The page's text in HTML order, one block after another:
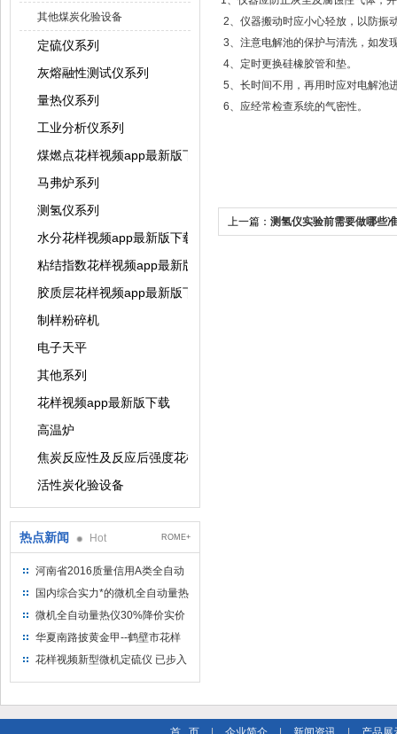
其他煤炭化验设备
定硫仪系列
灰熔融性测试仪系列
量热仪系列
工业分析仪系列
煤燃点花样视频app最新版下载
马弗炉系列
测氢仪系列
水分花样视频app最新版下载系列
粘结指数花样视频app最新版下载系列
胶质层花样视频app最新版下载系列
制样粉碎机
电子天平
其他系列
花样视频app最新版下载
高温炉
焦炭反应性及反应后强度花样视频app最新版下载
活性炭化验设备
热点新闻 Hot ROME+
河南省2016质量信用A类全自动
量热仪
国内综合实力*的微机全自动量热
仪制造企业
微机全自动量热仪30%降价实价
出售
华夏南路披黄金甲--鹤壁市花样
视频仪器仪表有限公司
花样视频新型微机定硫仪 已步入
2、仪器搬动时应小心轻放，以防振
3、注意电解池的保护与清洗，如
4、定时更换硅橡胶管和垫。
5、长时间不用，再用时应对电解池
6、应经常检查系统的气密性。
上一篇： 测氢仪实验前需要做哪些